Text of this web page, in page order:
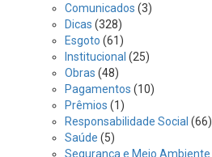
Comunicados (3)
Dicas (328)
Esgoto (61)
Institucional (25)
Obras (48)
Pagamentos (10)
Prêmios (1)
Responsabilidade Social (66)
Saúde (5)
Segurança e Meio Ambiente